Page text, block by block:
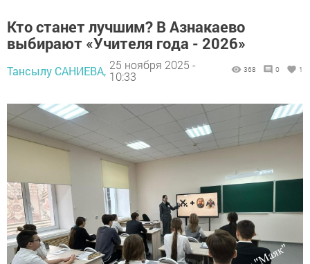
Кто станет лучшим? В Азнакаево
выбирают «Учителя года - 2026»
Тансылу САНИЕВА, 25 ноября 2025 -
10:33
368 0 1